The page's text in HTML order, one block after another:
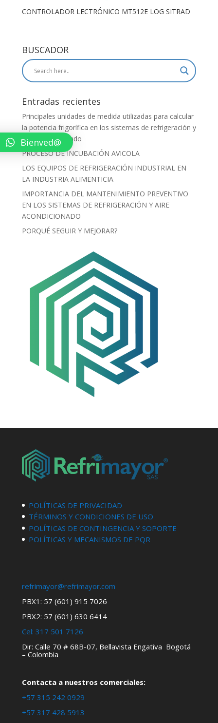
CONTROLADOR LECTRÓNICO MT512E LOG SITRAD
BUSCADOR
Entradas recientes
Principales unidades de medida utilizadas para calcular
la potencia frigorífica en los sistemas de refrigeración y
aire acondicionado
PROCESO DE INCUBACIÓN AVICOLA
LOS EQUIPOS DE REFRIGERACIÓN INDUSTRIAL EN
LA INDUSTRIA ALIMENTICIA
IMPORTANCIA DEL MANTENIMIENTO PREVENTIVO
EN LOS SISTEMAS DE REFRIGERACIÓN Y AIRE
ACONDICIONADO
PORQUÉ SEGUIR Y MEJORAR?
POLÍTICAS DE PRIVACIDAD
TÉRMINOS Y CONDICIONES DE USO
POLÍTICAS DE CONTINGENCIA Y SOPORTE
POLÍTICAS Y MECANISMOS DE PQR
refrimayor@refrimayor.com
PBX1: 57 (601) 915 7026
PBX2: 57 (601) 630 6414
Cel: 317 501 7126
Dir: Calle 70 # 68B-07, Bellavista Engativa Bogotá
– Colombia
Contacta a nuestros comerciales:
+57 315 242 0929
+57 317 428 5913
Bienved@